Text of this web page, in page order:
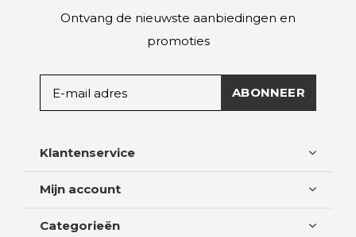
Ontvang de nieuwste aanbiedingen en
promoties
ABONNEER
Klantenservice
Mijn account
Categorieën